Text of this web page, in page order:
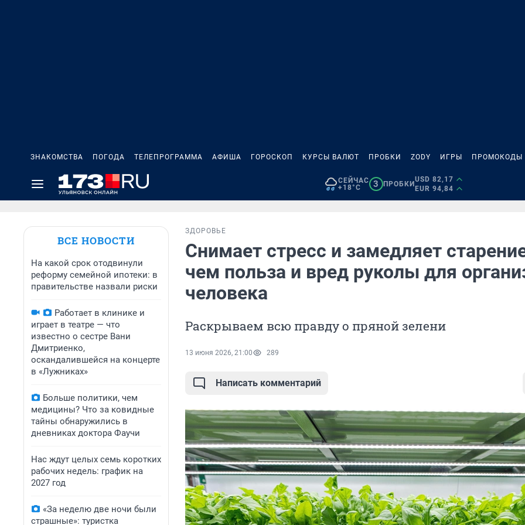
ЗНАКОМСТВА ПОГОДА ТЕЛЕПРОГРАММА АФИША ГОРОСКОП КУРСЫ ВАЛЮТ ПРОБКИ ZODY ИГРЫ ПРОМОКОДЫ
СЕЙЧАС
+18°C
3 ПРОБКИ
USD 82,17
EUR 94,84
ВСЕ НОВОСТИ
На какой срок отодвинули
реформу семейной ипотеки: в
правительстве назвали риски
Работает в клинике и
играет в театре — что
известно о сестре Вани
Дмитриенко,
оскандалившейся на концерте
в «Лужниках»
Больше политики, чем
медицины? Что за ковидные
тайны обнаружились в
дневниках доктора Фаучи
Нас ждут целых семь коротких
рабочих недель: график на
2027 год
«За неделю две ночи были
страшные»: туристка
ЗДОРОВЬЕ
Снимает стресс и замедляет
чем польза и вред руколы для
человека
Раскрываем всю правду о пряной зелени
13 июня 2026, 21:00 289
Написать комментарий